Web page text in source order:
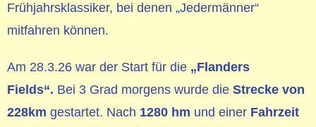
Frühjahrsklassiker, bei denen „Jedermänner“
mitfahren können.
Am 28.3.26 war der Start für die „Flanders
Fields“. Bei 3 Grad morgens wurde die Strecke von
228km gestartet. Nach 1280 hm und einer Fahrzeit